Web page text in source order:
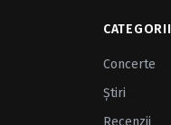
CATEGORII
Concerte
Ştiri
Recenzii